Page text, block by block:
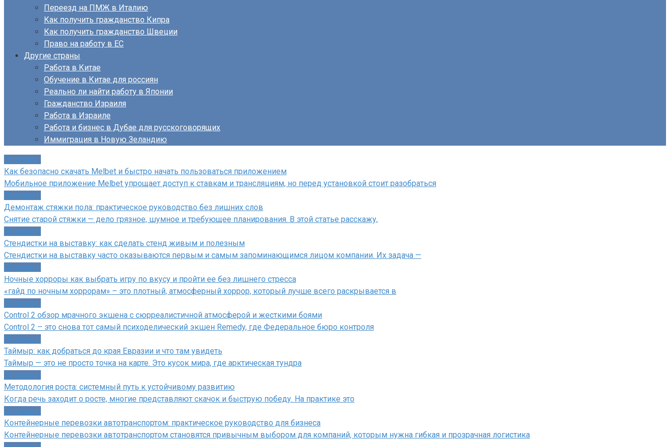
Переезд на ПМЖ в Италию
Как получить гражданство Кипра
Как получить гражданство Швеции
Право на работу в ЕС
Другие страны
Работа в Китае
Обучение в Китае для россиян
Реально ли найти работу в Японии
Гражданство Израиля
Работа в Израиле
Работа и бизнес в Дубае для русскоговорящих
Иммиграция в Новую Зеландию
Полезное
Как безопасно скачать Melbet и быстро начать пользоваться приложением
Мобильное приложение Melbet упрощает доступ к ставкам и трансляциям, но перед установкой стоит разобраться
Полезное
Демонтаж стяжки пола: практическое руководство без лишних слов
Снятие старой стяжки — дело грязное, шумное и требующее планирования. В этой статье расскажу,
Полезное
Стендистки на выставку: как сделать стенд живым и полезным
Стендистки на выставку часто оказываются первым и самым запоминающимся лицом компании. Их задача —
Полезное
Ночные хорроры как выбрать игру по вкусу и пройти ее без лишнего стресса
«гайд по ночным хоррорам» – это плотный, атмосферный хоррор, который лучше всего раскрывается в
Полезное
Control 2 обзор мрачного экшена с сюрреалистичной атмосферой и жесткими боями
Control 2 – это снова тот самый психоделический экшен Remedy, где Федеральное бюро контроля
Полезное
Таймыр: как добраться до края Евразии и что там увидеть
Таймыр — это не просто точка на карте. Это кусок мира, где арктическая тундра
Полезное
Методология роста: системный путь к устойчивому развитию
Когда речь заходит о росте, многие представляют скачок и быструю победу. На практике это
Полезное
Контейнерные перевозки автотранспортом: практическое руководство для бизнеса
Контейнерные перевозки автотранспортом становятся привычным выбором для компаний, которым нужна гибкая и прозрачная логистика